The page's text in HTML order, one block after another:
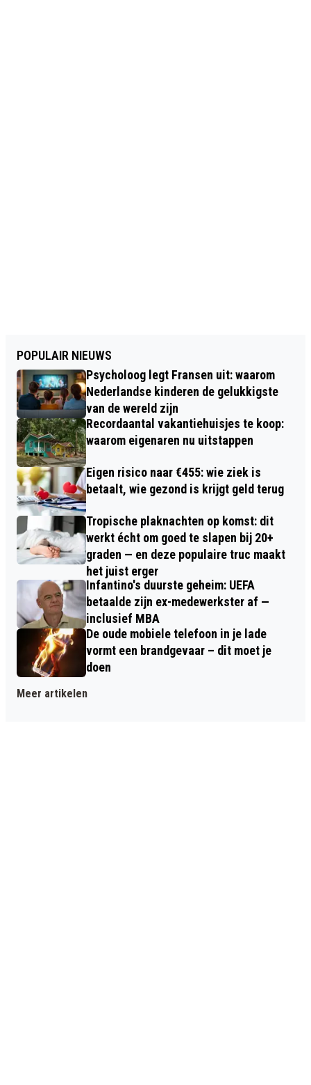
POPULAIR NIEUWS
Psycholoog legt Fransen uit: waarom
Nederlandse kinderen de gelukkigste
van de wereld zijn
Recordaantal vakantiehuisjes te koop:
waarom eigenaren nu uitstappen
Eigen risico naar €455: wie ziek is
betaalt, wie gezond is krijgt geld terug
Tropische plaknachten op komst: dit
werkt écht om goed te slapen bij 20+
graden — en deze populaire truc maakt
het juist erger
Infantino's duurste geheim: UEFA
betaalde zijn ex-medewerkster af —
inclusief MBA
De oude mobiele telefoon in je lade
vormt een brandgevaar – dit moet je
doen
Meer artikelen